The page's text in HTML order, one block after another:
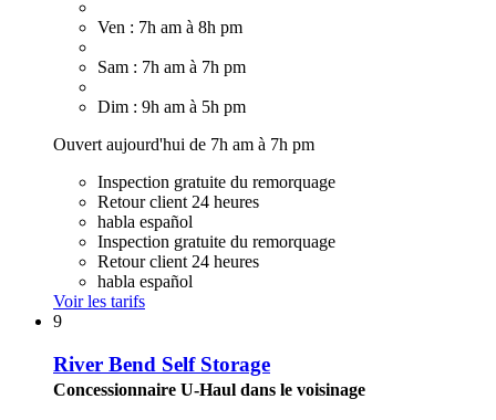
Ven : 7h am à 8h pm
Sam : 7h am à 7h pm
Dim : 9h am à 5h pm
Ouvert aujourd'hui de 7h am à 7h pm
Inspection gratuite du remorquage
Retour client 24 heures
habla español
Inspection gratuite du remorquage
Retour client 24 heures
habla español
Voir les tarifs
9
River Bend Self Storage
Concessionnaire U-Haul dans le voisinage